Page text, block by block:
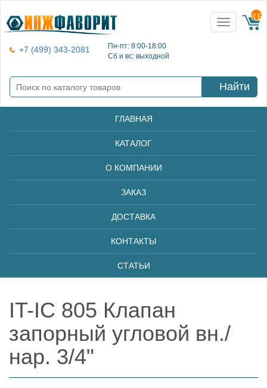
+7 (499) 343-2081
Пн-пт: 9:00-18:00
Сб и вс: выходной
Toggle
navigation
{{
Найти
ГЛАВНАЯ
КАТАЛОГ
О КОМПАНИИ
ЗАКАЗ
ДОСТАВКА
КОНТАКТЫ
СТАТЬИ
IT-IC 805 Клапан
запорный угловой вн./
нар. 3/4"